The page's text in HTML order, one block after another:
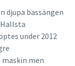
djupa bassängen
under 2012
men